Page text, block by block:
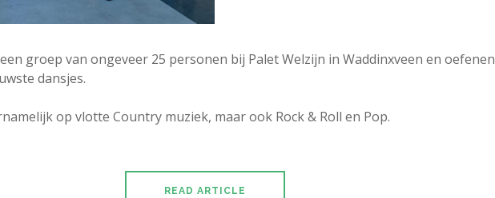
groep van ongeveer 25 personen bij Palet Welzijn in Waddinxveen en oefenen
dansjes.
op vlotte Country muziek, maar ook Rock & Roll en Pop.
READ ARTICLE